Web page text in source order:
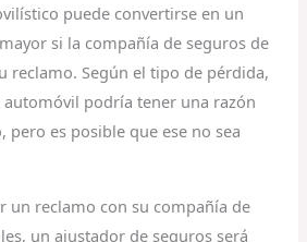
puede convertirse en un
si la compañía de seguros de
reclamo. Según el tipo de pérdida,
automóvil podría tener una razón
pero es posible que ese no sea
un reclamo con su compañía de
un ajustador de seguros será